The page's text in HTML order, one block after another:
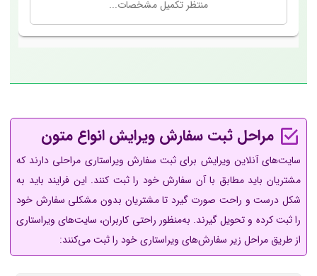
مراحل ثبت سفارش ویرایش انواع متون
سایت‌های آنلاین ویرایش برای ثبت سفارش ویراستاری مراحلی دارند که
مشتریان باید مطابق با آن سفارش خود را ثبت کنند. این فرایند باید به
شکل درست و راحت صورت گیرد تا مشتریان بدون مشکلی سفارش خود
را ثبت کرده و تحویل گیرند. به‌منظور راحتی کاربران، سایت‌های ویراستاری
از طریق مراحل زیر سفارش‌های ویراستاری خود را ثبت می‌کنند: